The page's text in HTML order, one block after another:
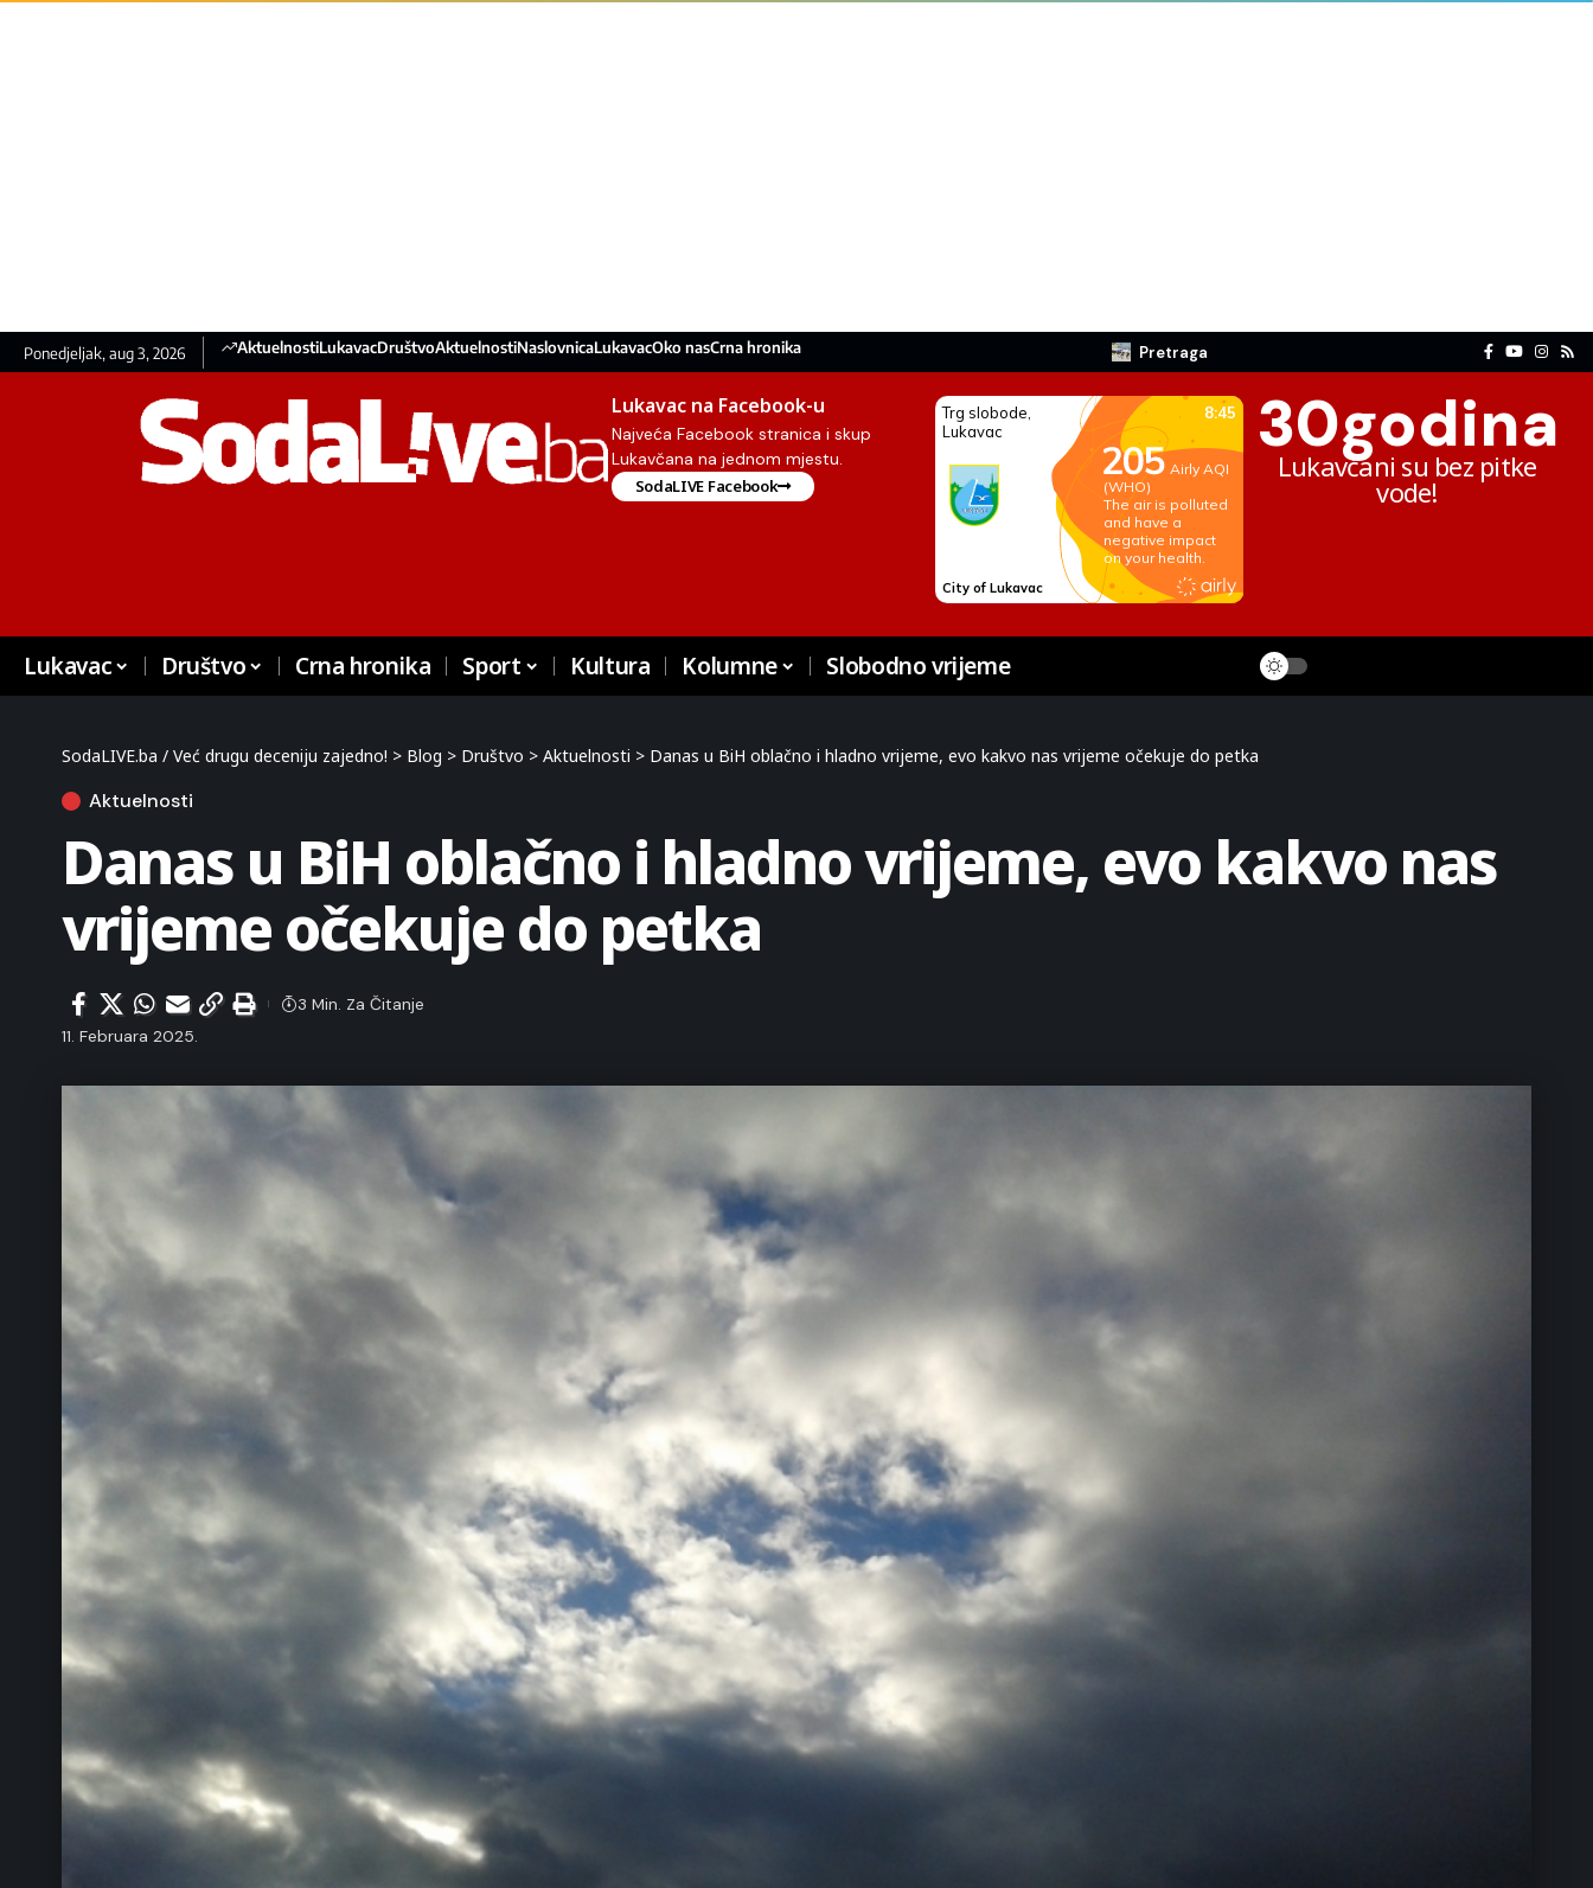
Ponedjeljak, aug 3, 2026 AktuelnostiLukavacDruštvoAktuelnostiNaslovnicaLukavacOko nasCrna hronika Pretraga
Lukavac na Facebook-u
Najveća Facebook stranica i skup
Lukavčana na jednom mjestu.
SodaLIVE Facebook
30godina
Lukavčani su bez pitke
vode!
Lukavac Društvo Crna hronika Sport Kultura Kolumne Slobodno vrijeme
SodaLIVE.ba / Već drugu deceniju zajedno! > Blog > Društvo > Aktuelnosti > Danas u BiH oblačno i hladno vrijeme, evo kakvo nas vrijeme očekuje do petka
Aktuelnosti
Danas u BiH oblačno i hladno vrijeme, evo kakvo nas
vrijeme očekuje do petka
11. Februara 2025.
3 Min. Za Čitanje